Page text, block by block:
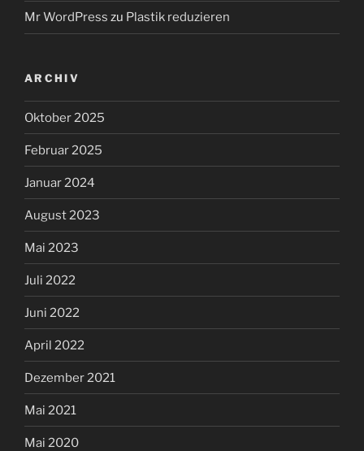
Mr WordPress zu Plastik reduzieren
ARCHIV
Oktober 2025
Februar 2025
Januar 2024
August 2023
Mai 2023
Juli 2022
Juni 2022
April 2022
Dezember 2021
Mai 2021
Mai 2020